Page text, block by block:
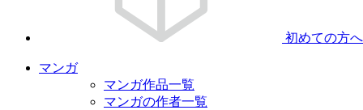
初めての方へ
マンガ
マンガ作品一覧
マンガの作者一覧